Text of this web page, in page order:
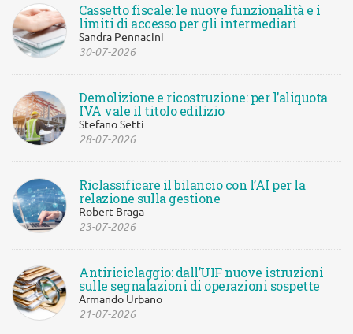
Cassetto fiscale: le nuove funzionalità e i
limiti di accesso per gli intermediari
Sandra Pennacini
30-07-2026
Demolizione e ricostruzione: per l’aliquota
IVA vale il titolo edilizio
Stefano Setti
28-07-2026
Riclassificare il bilancio con l’AI per la
relazione sulla gestione
Robert Braga
23-07-2026
Antiriciclaggio: dall’UIF nuove istruzioni
sulle segnalazioni di operazioni sospette
Armando Urbano
21-07-2026